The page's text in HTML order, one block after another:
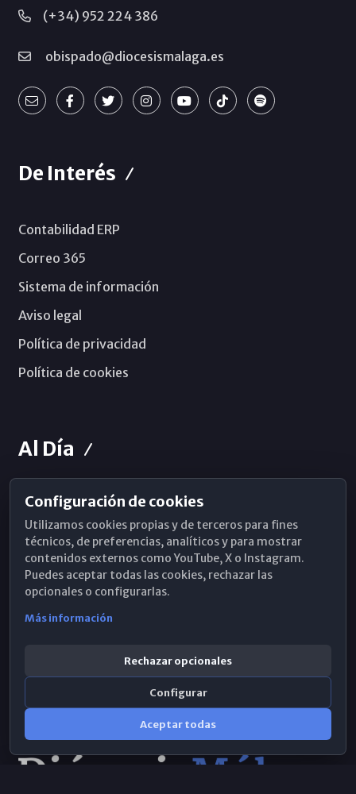
(+34) 952 224 386
obispado@diocesismalaga.es
De Interés
Contabilidad ERP
Correo 365
Sistema de información
Aviso legal
Política de privacidad
Política de cookies
Al Día
Horarios de Misa
Hemeroteca
WhatsApp
Configuración de cookies
Utilizamos cookies propias y de terceros para fines
técnicos, de preferencias, analíticos y para mostrar
contenidos externos como YouTube, X o Instagram.
Puedes aceptar todas las cookies, rechazar las
opcionales o configurarlas.
Más información
Rechazar opcionales
Configurar
Aceptar todas